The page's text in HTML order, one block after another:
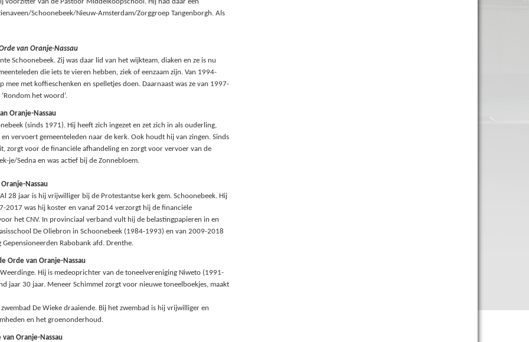
Schoonebeek/Nieuw-Amsterdam/Zorggroep Tangenborgh. Als
van Oranje-Nassau
Schoonebeek. Zij was daar lid van het wijkteam, diaken en ze is nu
die iets te vieren hebben, ziek of eenzaam zijn. Van 1994-
met koffieschenken en spelletjes doen. Daarnaast was ze van 1997-
het woord’.
Oranje-Nassau
(sinds 1971). Hij heeft zich ingezet en zet zich in als ouderling,
vervoert gemeenteleden naar de kerk. Ook houdt hij van zingen. Sinds
zorgt voor de financiële afhandeling en zorgt voor vervoer van de
je/Sedna en was actief bij de Zonnebloem.
Nassau
28 jaar is hij vrijwilliger bij de Protestantse kerk gem. Schoonebeek. Hij
was hij koster en vanaf 2014 verzorgt hij de financiële
het CNV. In provinciaal verband vult hij de belastingpapieren in en
De Oliebron in Schoonebeek (1984-1993) en van 2009-2018
Rabobank afd. Drenthe.
Orde van Oranje-Nassau
Hij is medeoprichter van de toneelvereniging Niweto (1991-
jaar 30 jaar. Meneer Schimmel zorgt voor nieuwe toneelboekjes, maakt
De Wieke draaiende. Bij het zwembad is hij vrijwilliger en
en het groenonderhoud.
Oranje-Nassau